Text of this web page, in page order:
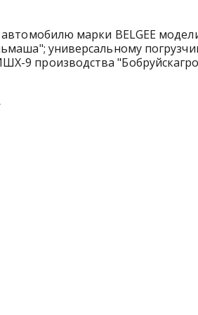
марки BELGEE
универсальному
9 производства